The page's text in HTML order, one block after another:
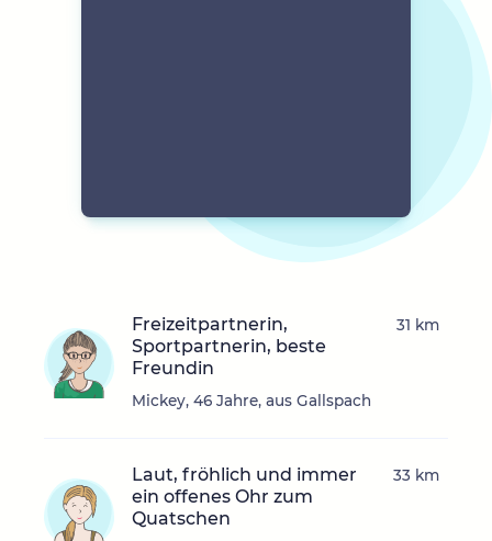
Freizeitpartnerin,
Sportpartnerin, beste
Freundin
Mickey, 46 Jahre, aus Gallspach
31 km
Laut, fröhlich und immer
ein offenes Ohr zum
Quatschen
33 km